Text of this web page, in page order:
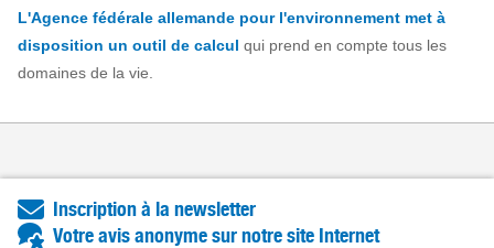
L'Agence fédérale allemande pour l'environnement met à
disposition un outil de calcul qui prend en compte tous les
domaines de la vie.
Inscription à la newsletter
Votre avis anonyme sur notre site Internet